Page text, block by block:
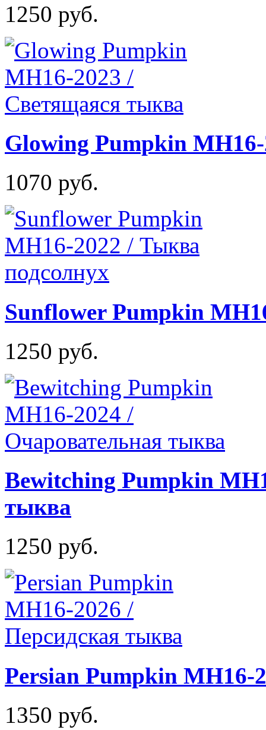
1250 руб.
Glowing Pumpkin
1070 руб.
Sunflower Pumpkin
1250 руб.
Bewitching Pumpkin
тыква
1250 руб.
Persian Pumpkin MH16-
1350 руб.